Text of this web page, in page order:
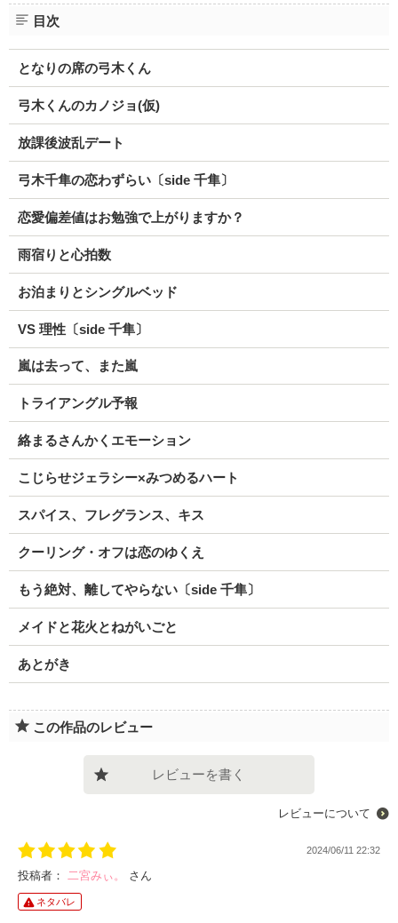
目次
となりの席の弓木くん
弓木くんのカノジョ(仮)
放課後波乱デート
弓木千隼の恋わずらい〔side 千隼〕
恋愛偏差値はお勉強で上がりますか？
雨宿りと心拍数
お泊まりとシングルベッド
VS 理性〔side 千隼〕
嵐は去って、また嵐
トライアングル予報
絡まるさんかくエモーション
こじらせジェラシー×みつめるハート
スパイス、フレグランス、キス
クーリング・オフは恋のゆくえ
もう絶対、離してやらない〔side 千隼〕
メイドと花火とねがいごと
あとがき
この作品のレビュー
レビューを書く
レビューについて
2024/06/11 22:32
投稿者： 二宮みぃ。 さん
ネタバレ